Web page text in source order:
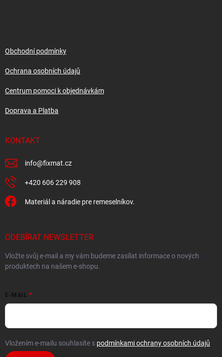
Obchodní podmínky
Ochrana osobních údajů
Centrum pomoci k objednávkám
Doprava a Platba
KONTAKT
info@fixmat.cz
+420 606 229 908
Materiál a náradie pre remeselníkov.
ODEBÍRAT NEWSLETTER
Vložte svůj e-mail a my vám budeme zasílat informace o nových
produktech na našem e-shopu.
E-MAIL
Vložením e-mailu souhlasíte s podmínkami ochrany osobních údajů